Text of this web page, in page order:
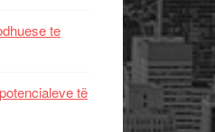
te
të